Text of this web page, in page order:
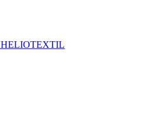
HELIOTEXTIL